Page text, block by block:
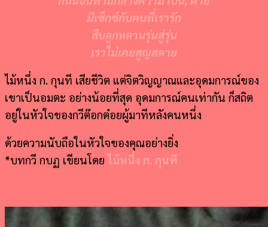
มีเซ็กซ์กับคนที่เรารัก
สืบลูกหลานรุ่นสู่รุ่น
เราไม่เคยสูญสลาย
ไม้หนึ่ง ก. กุนที เสียชีวิต แต่จิตวิญญาณและอุดมการณ์ของ
เขาเป็นอมตะ อย่างน้อยที่สุด อุดมการณ์คนเท่ากัน ก็สถิต
อยู่ในหัวใจของกวีต๊อกต๋อยผู้มาทีหลังคนหนึ่ง
ด้วยความนับถือในหัวใจของคุณอย่างยิ่ง
*บทกวี กบฏ เขียนโดยไม้หนึ่ง ก. กุนที